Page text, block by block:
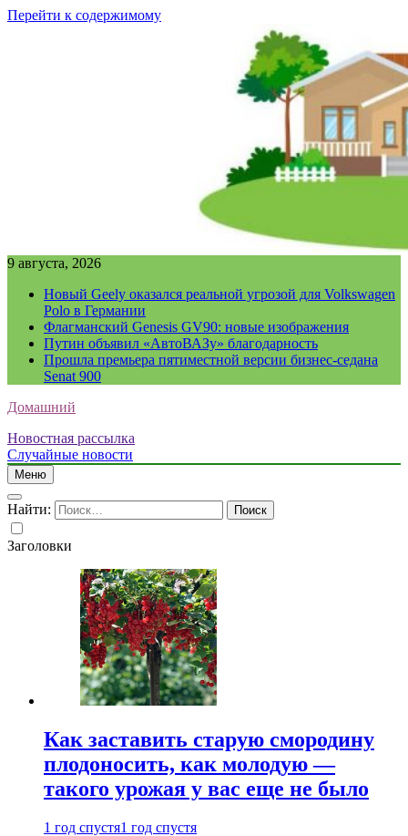
Перейти к содержимому
9 августа, 2026
Новый Geely оказался реальной угрозой для Volkswagen
Polo в Германии
Флагманский Genesis GV90: новые изображения
Путин объявил «АвтоВАЗу» благодарность
Прошла премьера пятиместной версии бизнес-седана
Senat 900
Домашний
Новостная рассылка
Случайные новости
Меню
Найти:
Заголовки
Как заставить старую смородину
плодоносить, как молодую —
такого урожая у вас еще не было
1 год спустя1 год спустя